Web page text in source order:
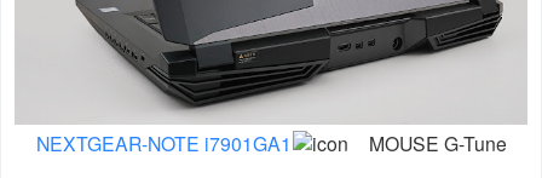
NEXTGEAR-NOTE i7901GA1
MOUSE G-Tune